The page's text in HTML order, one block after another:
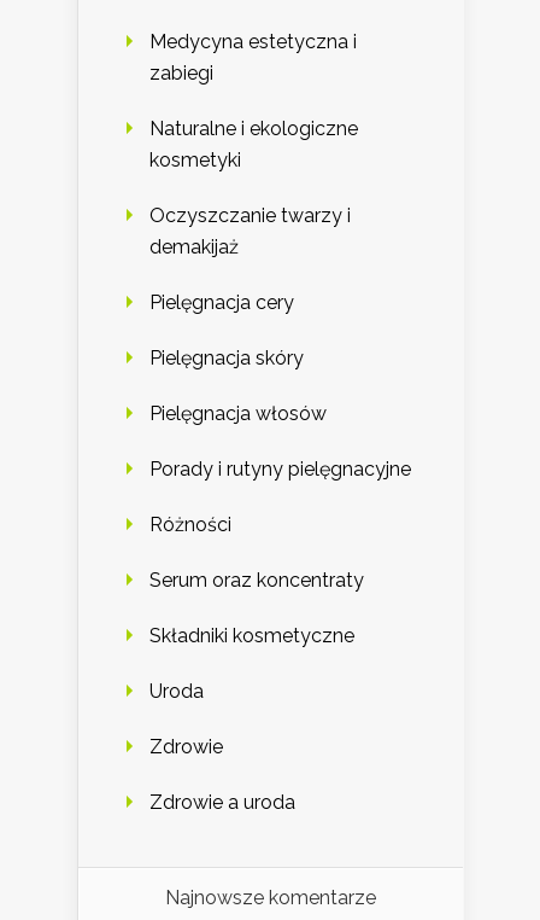
Medycyna estetyczna i
zabiegi
Naturalne i ekologiczne
kosmetyki
Oczyszczanie twarzy i
demakijaż
Pielęgnacja cery
Pielęgnacja skóry
Pielęgnacja włosów
Porady i rutyny pielęgnacyjne
Różności
Serum oraz koncentraty
Składniki kosmetyczne
Uroda
Zdrowie
Zdrowie a uroda
Najnowsze komentarze